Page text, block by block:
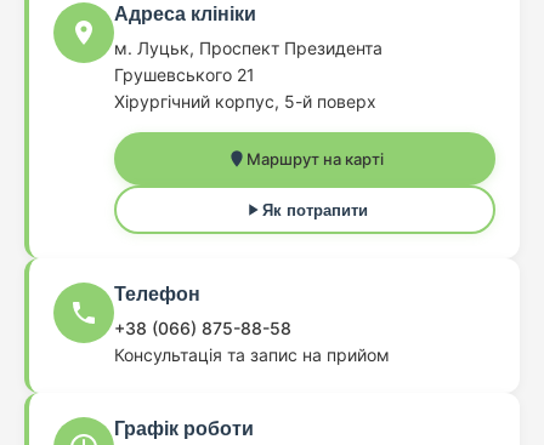
Адреса клініки
м. Луцьк, Проспект Президента
Грушевського 21
Хірургічний корпус, 5-й поверх
Маршрут на карті
Як потрапити
Телефон
+38 (066) 875-88-58
Консультація та запис на прийом
Графік роботи